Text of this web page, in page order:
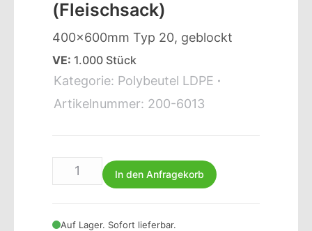
(Fleischsack)
400x600mm Typ 20, geblockt
VE: 1.000 Stück
Kategorie: Polybeutel LDPE
Artikelnummer: 200-6013
In den Anfragekorb
Auf Lager. Sofort lieferbar.